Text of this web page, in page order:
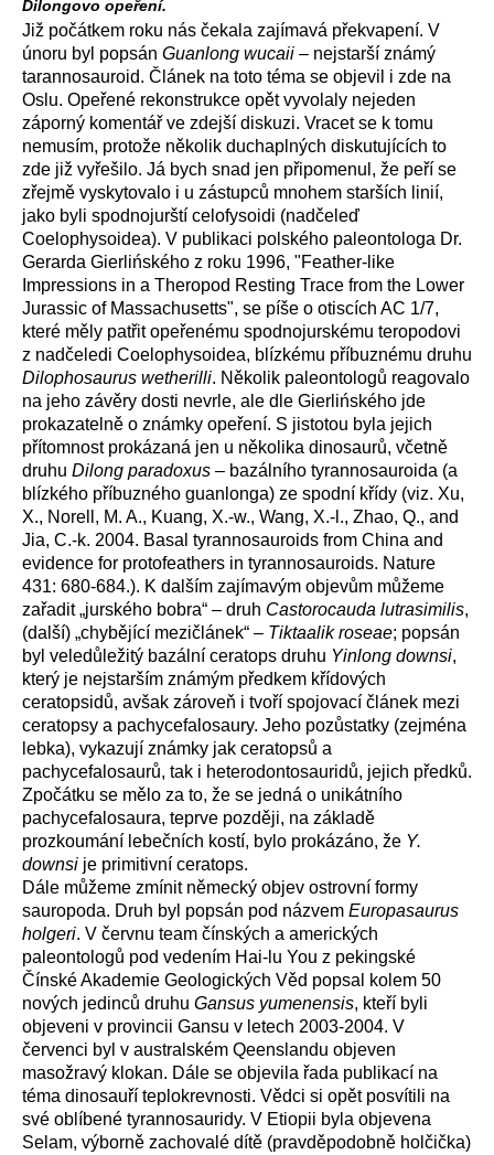
Dilongovo opeření.
Již počátkem roku nás čekala zajímavá překvapení. V
únoru byl popsán Guanlong wucaii – nejstarší známý
tarannosauroid. Článek na toto téma se objevil i zde na
Oslu. Opeřené rekonstrukce opět vyvolaly nejeden
záporný komentář ve zdejší diskuzi. Vracet se k tomu
nemusím, protože několik duchaplných diskutujících to
zde již vyřešilo. Já bych snad jen připomenul, že peří se
zřejmě vyskytovalo i u zástupců mnohem starších linií,
jako byli spodnojurští celofysoidi (nadčeleď
Coelophysoidea). V publikaci polského paleontologa Dr.
Gerarda Gierlińského z roku 1996, "Feather-like
Impressions in a Theropod Resting Trace from the Lower
Jurassic of Massachusetts", se píše o otiscích AC 1/7,
které měly patřit opeřenému spodnojurskému teropodovi
z nadčeledi Coelophysoidea, blízkému příbuznému druhu
Dilophosaurus wetherilli. Několik paleontologů reagovalo
na jeho závěry dosti nevrle, ale dle Gierlińského jde
prokazatelně o známky opeření. S jistotou byla jejich
přítomnost prokázaná jen u několika dinosaurů, včetně
druhu Dilong paradoxus – bazálního tyrannosauroida (a
blízkého příbuzného guanlonga) ze spodní křídy (viz. Xu,
X., Norell, M. A., Kuang, X.-w., Wang, X.-l., Zhao, Q., and
Jia, C.-k. 2004. Basal tyrannosauroids from China and
evidence for protofeathers in tyrannosauroids. Nature
431: 680-684.). K dalším zajímavým objevům můžeme
zařadit „jurského bobra“ – druh Castorocauda lutrasimilis,
(další) „chybějící mezičlánek“ – Tiktaalik roseae; popsán
byl veledůležitý bazální ceratops druhu Yinlong downsi,
který je nejstarším známým předkem křídových
ceratopsidů, avšak zároveň i tvoří spojovací článek mezi
ceratopsy a pachycefalosaury. Jeho pozůstatky (zejména
lebka), vykazují známky jak ceratopsů a
pachycefalosaurů, tak i heterodontosauridů, jejich předků.
Zpočátku se mělo za to, že se jedná o unikátního
pachycefalosaura, teprve později, na základě
prozkoumání lebečních kostí, bylo prokázáno, že Y.
downsi je primitivní ceratops.
Dále můžeme zmínit německý objev ostrovní formy
sauropoda. Druh byl popsán pod názvem Europasaurus
holgeri. V červnu team čínských a amerických
paleontologů pod vedením Hai-lu You z pekingské
Čínské Akademie Geologických Věd popsal kolem 50
nových jedinců druhu Gansus yumenensis, kteří byli
objeveni v provincii Gansu v letech 2003-2004. V
červenci byl v australském Qeenslandu objeven
masožravý klokan. Dále se objevila řada publikací na
téma dinosauří teplokrevnosti. Vědci si opět posvítili na
své oblíbené tyrannosauridy. V Etiopii byla objevena
Selam, výborně zachovalé dítě (pravděpodobně holčička)